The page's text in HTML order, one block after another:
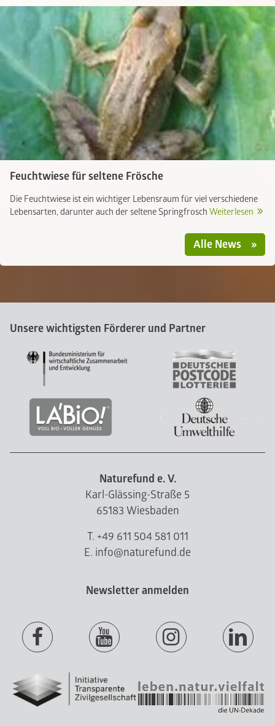
Feuchtwiese für seltene Frösche
Die Feuchtwiese ist ein wichtiger Lebensraum für viel verschiedene
Lebensarten, darunter auch der seltene Springfrosch Weiterlesen
Alle News
Unsere wichtigsten Förderer und Partner
Naturefund e. V.
Karl-Glässing-Straße 5
65183 Wiesbaden
T. +49 611 504 581 011
E. info@naturefund.de
Newsletter anmelden